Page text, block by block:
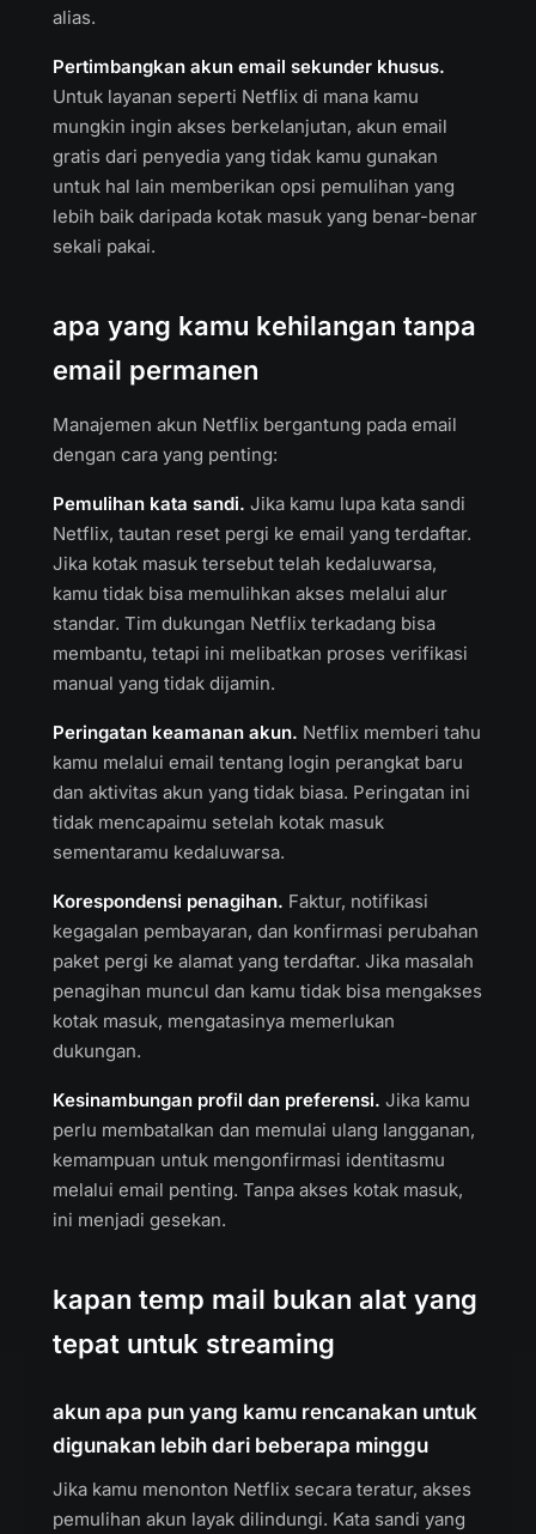
alias.
Pertimbangkan akun email sekunder khusus.
Untuk layanan seperti Netflix di mana kamu
mungkin ingin akses berkelanjutan, akun email
gratis dari penyedia yang tidak kamu gunakan
untuk hal lain memberikan opsi pemulihan yang
lebih baik daripada kotak masuk yang benar-benar
sekali pakai.
apa yang kamu kehilangan tanpa
email permanen
Manajemen akun Netflix bergantung pada email
dengan cara yang penting:
Pemulihan kata sandi. Jika kamu lupa kata sandi
Netflix, tautan reset pergi ke email yang terdaftar.
Jika kotak masuk tersebut telah kedaluwarsa,
kamu tidak bisa memulihkan akses melalui alur
standar. Tim dukungan Netflix terkadang bisa
membantu, tetapi ini melibatkan proses verifikasi
manual yang tidak dijamin.
Peringatan keamanan akun. Netflix memberi tahu
kamu melalui email tentang login perangkat baru
dan aktivitas akun yang tidak biasa. Peringatan ini
tidak mencapaimu setelah kotak masuk
sementaramu kedaluwarsa.
Korespondensi penagihan. Faktur, notifikasi
kegagalan pembayaran, dan konfirmasi perubahan
paket pergi ke alamat yang terdaftar. Jika masalah
penagihan muncul dan kamu tidak bisa mengakses
kotak masuk, mengatasinya memerlukan
dukungan.
Kesinambungan profil dan preferensi. Jika kamu
perlu membatalkan dan memulai ulang langganan,
kemampuan untuk mengonfirmasi identitasmu
melalui email penting. Tanpa akses kotak masuk,
ini menjadi gesekan.
kapan temp mail bukan alat yang
tepat untuk streaming
akun apa pun yang kamu rencanakan untuk
digunakan lebih dari beberapa minggu
Jika kamu menonton Netflix secara teratur, akses
pemulihan akun layak dilindungi. Kata sandi yang